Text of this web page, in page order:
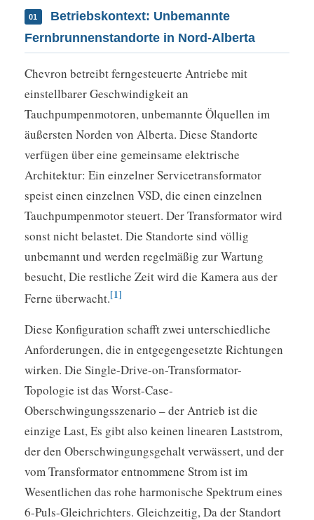
01
Betriebskontext: Unbemannte
Fernbrunnenstandorte in Nord-Alberta
Chevron betreibt ferngesteuerte Antriebe mit
einstellbarer Geschwindigkeit an
Tauchpumpenmotoren, unbemannte Ölquellen im
äußersten Norden von Alberta. Diese Standorte
verfügen über eine gemeinsame elektrische
Architektur: Ein einzelner Servicetransformator
speist einen einzelnen VSD, die einen einzelnen
Tauchpumpenmotor steuert. Der Transformator wird
sonst nicht belastet. Die Standorte sind völlig
unbemannt und werden regelmäßig zur Wartung
besucht, Die restliche Zeit wird die Kamera aus der
Ferne überwacht.[1]
Diese Konfiguration schafft zwei unterschiedliche
Anforderungen, die in entgegengesetzte Richtungen
wirken. Die Single-Drive-on-Transformator-
Topologie ist das Worst-Case-
Oberschwingungsszenario – der Antrieb ist die
einzige Last, Es gibt also keinen linearen Laststrom,
der den Oberschwingungsgehalt verwässert, und der
vom Transformator entnommene Strom ist im
Wesentlichen das rohe harmonische Spektrum eines
6-Puls-Gleichrichters. Gleichzeitig, Da der Standort